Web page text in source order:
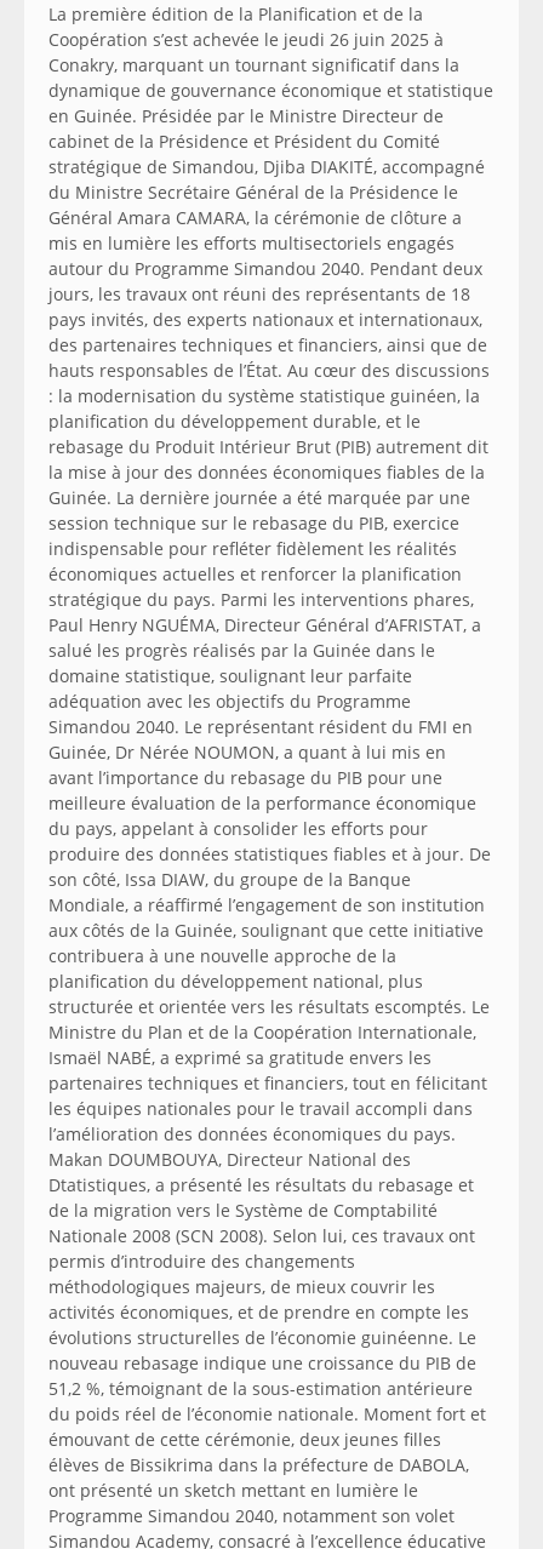
La première édition de la Planification et de la
Coopération s’est achevée le jeudi 26 juin 2025 à
Conakry, marquant un tournant significatif dans la
dynamique de gouvernance économique et statistique
en Guinée. Présidée par le Ministre Directeur de
cabinet de la Présidence et Président du Comité
stratégique de Simandou, Djiba DIAKITÉ, accompagné
du Ministre Secrétaire Général de la Présidence le
Général Amara CAMARA, la cérémonie de clôture a
mis en lumière les efforts multisectoriels engagés
autour du Programme Simandou 2040. Pendant deux
jours, les travaux ont réuni des représentants de 18
pays invités, des experts nationaux et internationaux,
des partenaires techniques et financiers, ainsi que de
hauts responsables de l’État. Au cœur des discussions
: la modernisation du système statistique guinéen, la
planification du développement durable, et le
rebasage du Produit Intérieur Brut (PIB) autrement dit
la mise à jour des données économiques fiables de la
Guinée. La dernière journée a été marquée par une
session technique sur le rebasage du PIB, exercice
indispensable pour refléter fidèlement les réalités
économiques actuelles et renforcer la planification
stratégique du pays. Parmi les interventions phares,
Paul Henry NGUÉMA, Directeur Général d’AFRISTAT, a
salué les progrès réalisés par la Guinée dans le
domaine statistique, soulignant leur parfaite
adéquation avec les objectifs du Programme
Simandou 2040. Le représentant résident du FMI en
Guinée, Dr Nérée NOUMON, a quant à lui mis en
avant l’importance du rebasage du PIB pour une
meilleure évaluation de la performance économique
du pays, appelant à consolider les efforts pour
produire des données statistiques fiables et à jour. De
son côté, Issa DIAW, du groupe de la Banque
Mondiale, a réaffirmé l’engagement de son institution
aux côtés de la Guinée, soulignant que cette initiative
contribuera à une nouvelle approche de la
planification du développement national, plus
structurée et orientée vers les résultats escomptés. Le
Ministre du Plan et de la Coopération Internationale,
Ismaël NABÉ, a exprimé sa gratitude envers les
partenaires techniques et financiers, tout en félicitant
les équipes nationales pour le travail accompli dans
l’amélioration des données économiques du pays.
Makan DOUMBOUYA, Directeur National des
Dtatistiques, a présenté les résultats du rebasage et
de la migration vers le Système de Comptabilité
Nationale 2008 (SCN 2008). Selon lui, ces travaux ont
permis d’introduire des changements
méthodologiques majeurs, de mieux couvrir les
activités économiques, et de prendre en compte les
évolutions structurelles de l’économie guinéenne. Le
nouveau rebasage indique une croissance du PIB de
51,2 %, témoignant de la sous-estimation antérieure
du poids réel de l’économie nationale. Moment fort et
émouvant de cette cérémonie, deux jeunes filles
élèves de Bissikrima dans la préfecture de DABOLA,
ont présenté un sketch mettant en lumière le
Programme Simandou 2040, notamment son volet
Simandou Academy, consacré à l’excellence éducative